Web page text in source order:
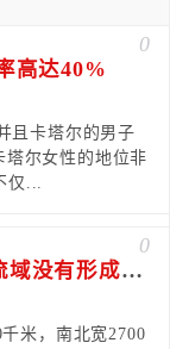
0
高达40%
且卡塔尔的男子
塔尔女性的地位非
仅...
0
为什么美国密西西比河流域没有形成长江这种城市经济带
米，南北宽2700